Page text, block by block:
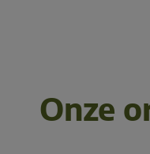
Onze